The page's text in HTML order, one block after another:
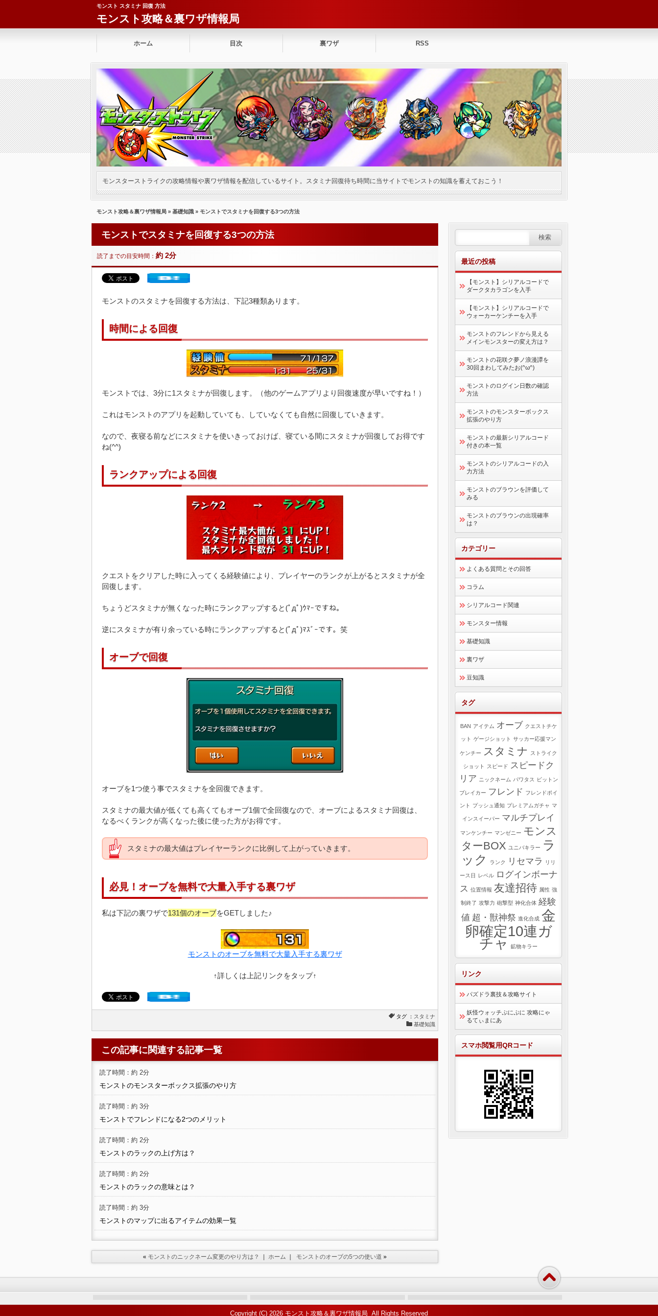
モンスト スタミナ 回復 方法
モンスト攻略＆裏ワザ情報局
ホーム 目次 裏ワザ RSS
モンスターストライクの攻略情報や裏ワザ情報を配信しているサイト。スタミナ回復待ち時間に当サイトでモンストの知識を蓄えておこう！
モンスト攻略＆裏ワザ情報局 » 基礎知識 » モンストでスタミナを回復する3つの方法
モンストでスタミナを回復する3つの方法
読了までの目安時間： 約 2分
モンストのスタミナを回復する方法は、下記3種類あります。
時間による回復
モンストでは、3分に1スタミナが回復します。（他のゲームアプリより回復速度が早いですね！）
これはモンストのアプリを起動していても、していなくても自然に回復していきます。
なので、夜寝る前などにスタミナを使いきっておけば、寝ている間にスタミナが回復してお得です
ね(^^)
ランクアップによる回復
クエストをクリアした時に入ってくる経験値により、プレイヤーのランクが上がるとスタミナが全
回復します。
ちょうどスタミナが無くなった時にランクアップすると(ﾟдﾟ)ｳﾏｰですね。
逆にスタミナが有り余っている時にランクアップすると(ﾟдﾟ)ﾏｽﾞｰです。笑
オーブで回復
オーブを1つ使う事でスタミナを全回復できます。
スタミナの最大値が低くても高くてもオーブ1個で全回復なので、オーブによるスタミナ回復は、
なるべくランクが高くなった後に使った方がお得です。
スタミナの最大値はプレイヤーランクに比例して上がっていきます。
必見！オーブを無料で大量入手する裏ワザ
私は下記の裏ワザで131個のオーブをGETしました♪
モンストのオーブを無料で大量入手する裏ワザ
↑詳しくは上記リンクをタップ↑
タグ ： スタミナ
基礎知識
この記事に関連する記事一覧
読了時間：約 2分
モンストのモンスターボックス拡張のやり方
読了時間：約 3分
モンストでフレンドになる2つのメリット
読了時間：約 2分
モンストのラックの上げ方は？
読了時間：約 2分
モンストのラックの意味とは？
読了時間：約 3分
モンストのマップに出るアイテムの効果一覧
« モンストのニックネーム変更のやり方は？ ホーム モンストのオーブの5つの使い道 »
最近の投稿
【モンスト】シリアルコードで
ダークタカラゴンを入手
【モンスト】シリアルコードで
ウォーカーケンチーを入手
モンストのフレンドから見える
メインモンスターの変え方は？
モンストの花咲ク夢ノ浪漫譚を
30回まわしてみたお(^ω^)
モンストのログイン日数の確認
方法
モンストのモンスターボックス
拡張のやり方
モンストの最新シリアルコード
付きの本一覧
モンストのシリアルコードの入
力方法
モンストのブラウンを評価して
みる
モンストのブラウンの出現確率
は？
カテゴリー
よくある質問とその回答
コラム
シリアルコード関連
モンスター情報
基礎知識
裏ワザ
豆知識
タグ
BAN アイテム オーブ クエストチケ
ット ゲージショット サッカー応援マン
ケンチー スタミナ ストライク
ショット スピード スピードク
リア ニックネーム パワタス ビットン
ブレイカー フレンド フレンドポイ
ント プッシュ通知 プレミアムガチャ マ
インスイーパー マルチプレイ
マンケンチー マンゼニー モンス
ターBOX ユニバキラー ラ
ック
ランク リセマラ リリ
ース日 レベル
ログインボーナ
ス 位置情報 友達招待 属性 強
制終了 攻撃力 砲撃型 神化合体 経験
値 超・獣神祭 進化合成 金
卵確定10連ガ
チャ 鉱物キラー
リンク
パズドラ裏技＆攻略サイト
妖怪ウォッチぷにぷに 攻略にゃ
るてぃまにあ
スマホ閲覧用QRコード
Copyright (C) 2026 モンスト攻略＆裏ワザ情報局 All Rights Reserved